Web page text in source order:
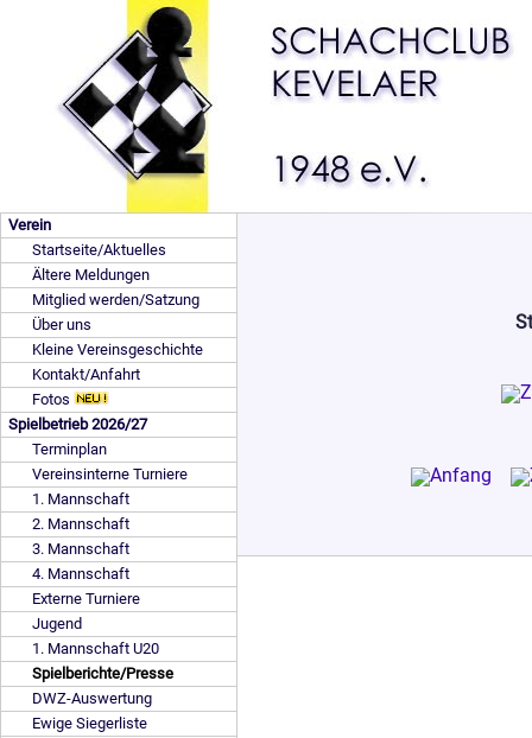
Verein
Startseite/Aktuelles
Ältere Meldungen
Mitglied werden/Satzung
Über uns
Kleine Vereinsgeschichte
Kontakt/Anfahrt
Fotos
Spielbetrieb 2026/27
Terminplan
Vereinsinterne Turniere
1. Mannschaft
2. Mannschaft
3. Mannschaft
4. Mannschaft
Externe Turniere
Jugend
1. Mannschaft U20
Spielberichte/Presse
DWZ-Auswertung
Ewige Siegerliste